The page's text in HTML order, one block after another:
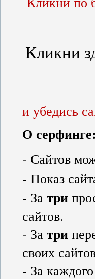
Кликни
и убедись
О серфинге:
- Сайтов
- Показ
- За три
сайтов.
- За три
своих
- За